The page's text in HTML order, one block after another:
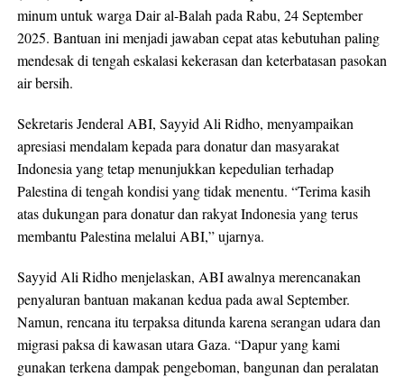
minum untuk warga Dair al-Balah pada Rabu, 24 September
2025. Bantuan ini menjadi jawaban cepat atas kebutuhan paling
mendesak di tengah eskalasi kekerasan dan keterbatasan pasokan
air bersih.
Sekretaris Jenderal ABI, Sayyid Ali Ridho, menyampaikan
apresiasi mendalam kepada para donatur dan masyarakat
Indonesia yang tetap menunjukkan kepedulian terhadap
Palestina di tengah kondisi yang tidak menentu. “Terima kasih
atas dukungan para donatur dan rakyat Indonesia yang terus
membantu Palestina melalui ABI,” ujarnya.
Sayyid Ali Ridho menjelaskan, ABI awalnya merencanakan
penyaluran bantuan makanan kedua pada awal September.
Namun, rencana itu terpaksa ditunda karena serangan udara dan
migrasi paksa di kawasan utara Gaza. “Dapur yang kami
gunakan terkena dampak pengeboman, bangunan dan peralatan